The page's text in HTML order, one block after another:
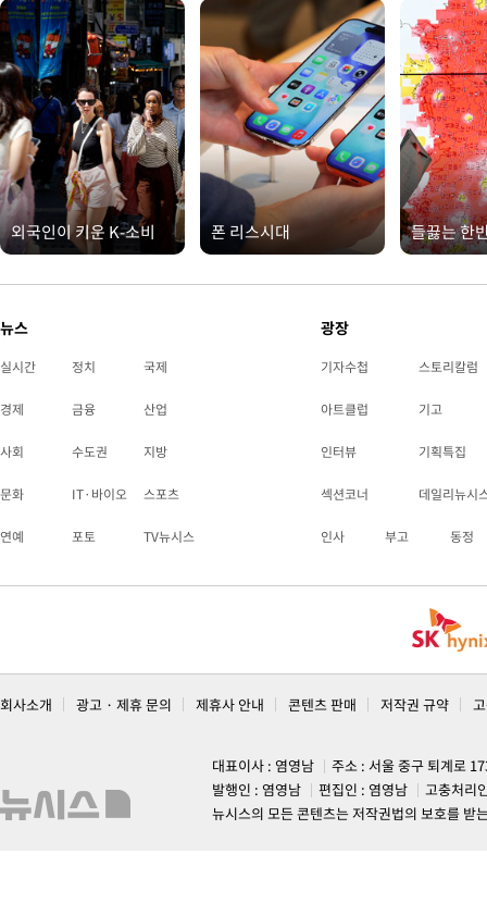
외국인이 키운 K-소비 폰 리스시대 들끓는 한
뉴스
실시간 정치 국제
경제 금융 산업
사회 수도권 지방
문화 IT·바이오 스포츠
연예 포토 TV뉴시스
광장
기자수첩 스토리칼럼
아트클럽 기고
인터뷰 기획특집
섹션코너 데일리뉴시
인사 부고 동정
회사소개 광고 · 제휴 문의 제휴사 안내 콘텐츠 판매 저작권 규약
대표이사 : 염영남
주소 : 서울 중구 퇴계로
발행인 : 염영남
편집인 : 염영남
고충처리
뉴시스의 모든 콘텐츠는 저작권법의 보호를